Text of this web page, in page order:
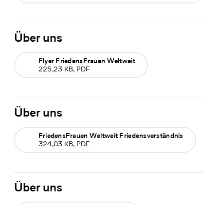
Über uns
Flyer FriedensFrauen Weltweit
225,23 KB, PDF
Über uns
FriedensFrauen Weltweit Friedensverständnis
324,03 KB, PDF
Über uns